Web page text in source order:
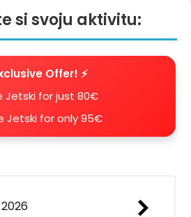
si svoju aktivitu:
Offer! ⚡️
Jetski for just 80€
Jetski for only 95€